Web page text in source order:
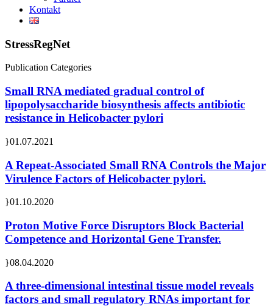
Kontakt
StressRegNet
Publication Categories
Small RNA mediated gradual control of
lipopolysaccharide biosynthesis affects antibiotic
resistance in Helicobacter pylori
01.07.2021
A Repeat-Associated Small RNA Controls the Major
Virulence Factors of Helicobacter pylori.
01.10.2020
Proton Motive Force Disruptors Block Bacterial
Competence and Horizontal Gene Transfer.
08.04.2020
A three-dimensional intestinal tissue model reveals
factors and small regulatory RNAs important for